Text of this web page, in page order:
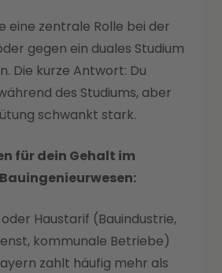
eine zentrale Rolle bei der
gegen ein duales Studium
Die kurze Antwort: Du
des Studiums, aber
schwankt stark.
für dein Gehalt im
Haustarif (Bauindustrie,
kommunale Betriebe)
zahlt häufig mehr als